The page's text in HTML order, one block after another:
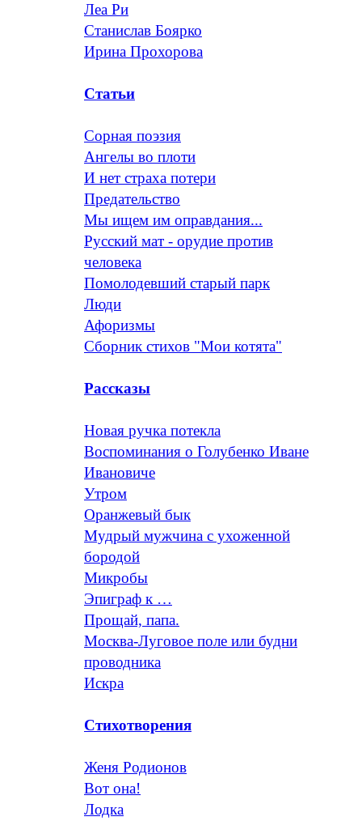
Леа Ри
Станислав Боярко
Ирина Прохорова
Статьи
Сорная поэзия
Ангелы во плоти
И нет страха потери
Предательство
Мы ищем им оправдания...
Русский мат - орудие против
человека
Помолодевший старый парк
Люди
Афоризмы
Сборник стихов "Мои котята"
Рассказы
Новая ручка потекла
Воспоминания о Голубенко Иване
Ивановиче
Утром
Оранжевый бык
Мудрый мужчина с ухоженной
бородой
Микробы
Эпиграф к …
Прощай, папа.
Москва-Луговое поле или будни
проводника
Искра
Стихотворения
Женя Родионов
Вот она!
Лодка